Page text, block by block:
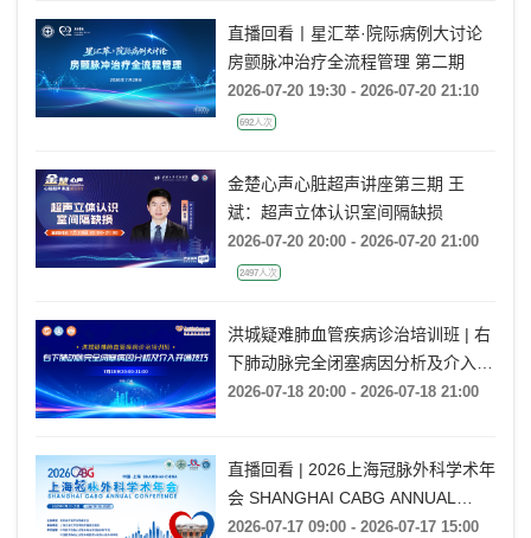
直播回看丨星汇萃·院际病例大讨论
房颤脉冲治疗全流程管理 第二期
2026-07-20 19:30 - 2026-07-20 21:10
692人次
金楚心声心脏超声讲座第三期 王
斌：超声立体认识室间隔缺损
2026-07-20 20:00 - 2026-07-20 21:00
2497人次
洪城疑难肺血管疾病诊治培训班 | 右
下肺动脉完全闭塞病因分析及介入开
通技巧
2026-07-18 20:00 - 2026-07-18 21:00
直播回看 | 2026上海冠脉外科学术年
会 SHANGHAI CABG ANNUAL
CONFERENCE
2026-07-17 09:00 - 2026-07-17 15:00